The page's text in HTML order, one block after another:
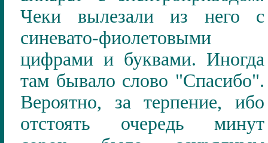
Чеки вылезали из него с
синевато-фиолетовыми
цифрами и буквами. Иногда
там бывало слово "Спасибо".
Вероятно, за терпение, ибо
отстоять очередь минут